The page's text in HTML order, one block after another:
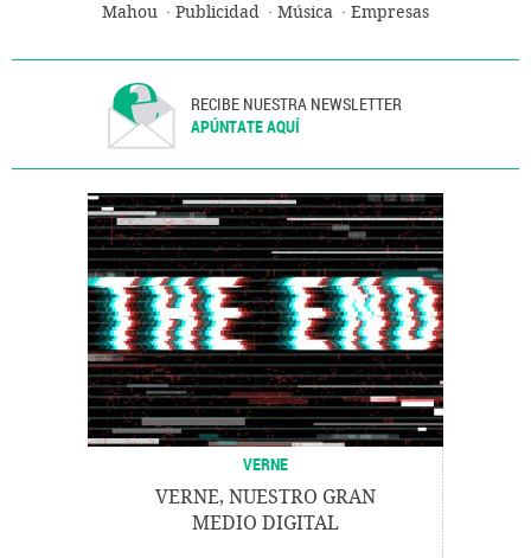
Mahou Publicidad Música Empresas
RECIBE NUESTRA NEWSLETTER
APÚNTATE AQUÍ
VERNE
VERNE, NUESTRO GRAN
MEDIO DIGITAL